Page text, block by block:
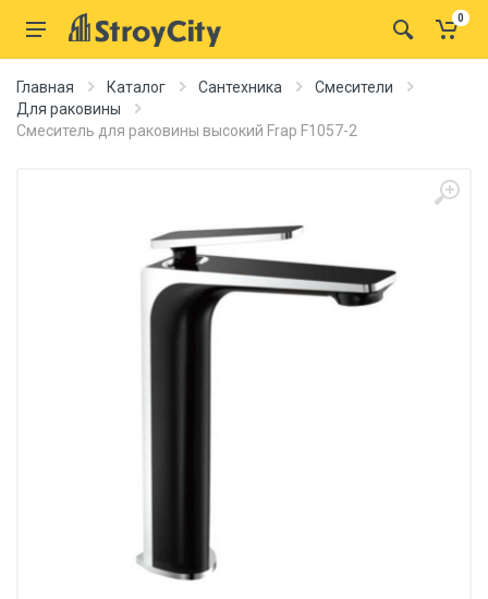
0
Главная Каталог Сантехника
Смесители
Для раковины
Смеситель для раковины высокий Frap F1057-2